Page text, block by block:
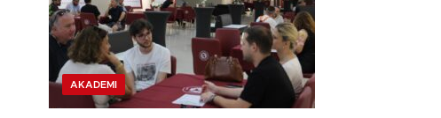
AKADEMI